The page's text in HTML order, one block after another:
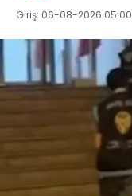
Giriş: 06-08-2026 05:00